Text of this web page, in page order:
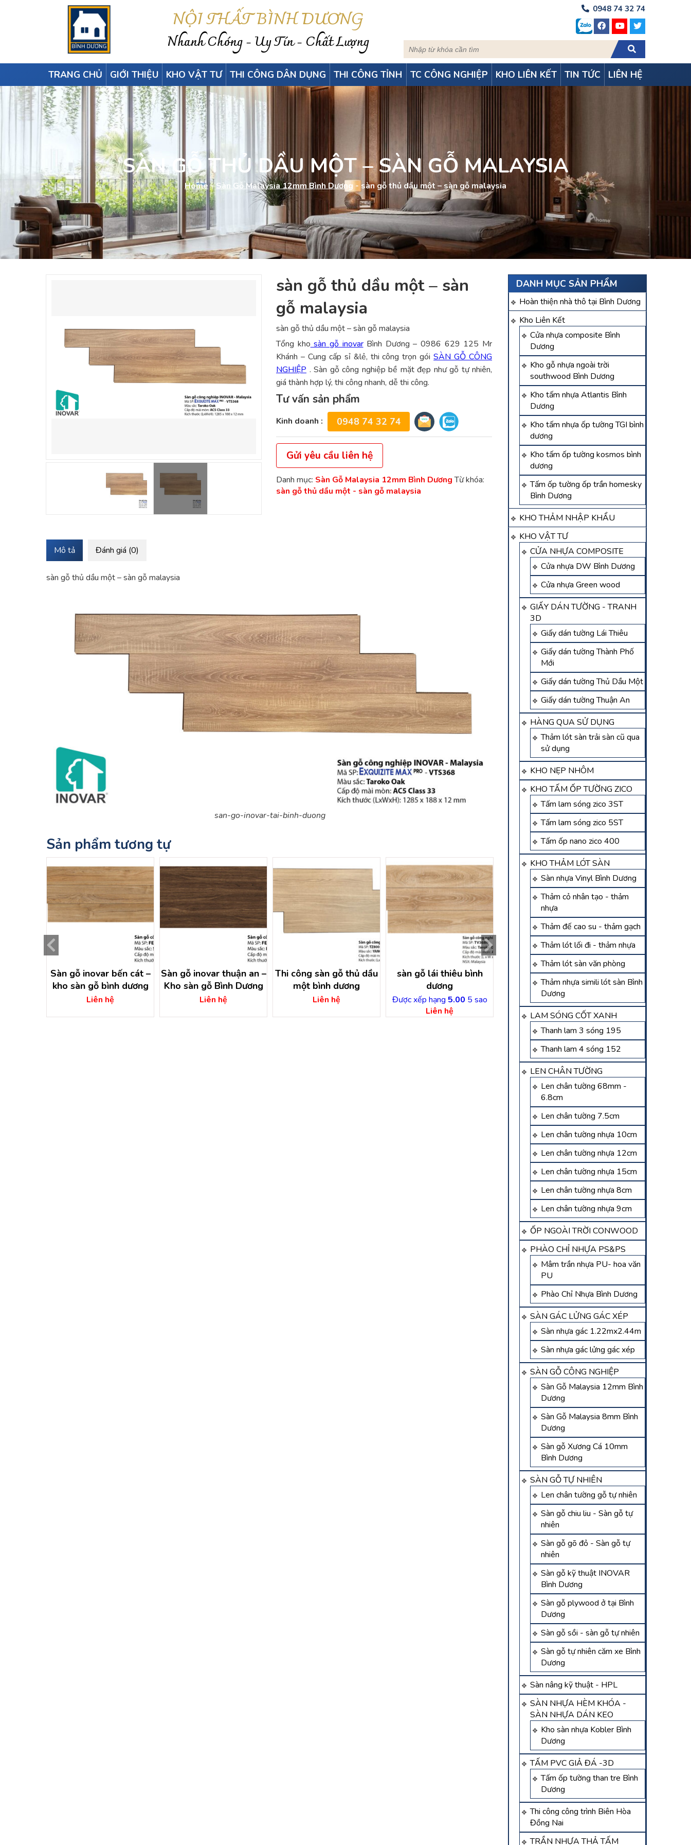
NỘI THẤT BÌNH DƯƠNG
Nhanh Chóng - Uy Tín - Chất Lượng
0948 74 32 74
TRANG CHỦ GIỚI THIỆU KHO VẬT TƯ THI CÔNG DÂN DỤNG THI CÔNG TỈNH TC CÔNG NGHIỆP KHO LIÊN KẾT TIN TỨC LIÊN HỆ
SÀN GỖ THỦ DẦU MỘT – SÀN GỖ MALAYSIA
Home-Sàn Gỗ Malaysia 12mm Bình Dương - sàn gỗ thủ dầu một – sàn gỗ malaysia
DANH MỤC SẢN PHẨM
Hoàn thiện nhà thô tại Bình Dương
Kho Liên Kết
Cửa nhựa composite Bình
Dương
Kho gỗ nhựa ngoài trời
southwood Bình Dương
Kho tấm nhựa Atlantis Bình
Dương
Kho tấm nhựa ốp tường TGI bình
dương
Kho tấm ốp tường kosmos bình
dương
Tấm ốp tường ốp trần homesky
Bình Dương
KHO THẢM NHẬP KHẨU
KHO VẬT TƯ
CỬA NHỰA COMPOSITE
Cửa nhựa DW Bình Dương
Cửa nhựa Green wood
GIẤY DÁN TƯỜNG - TRANH
3D
Giấy dán tường Lái Thiêu
Giấy dán tường Thành Phố
Mới
Giấy dán tường Thủ Dầu Một
Giấy dán tường Thuận An
HÀNG QUA SỬ DỤNG
Thảm lót sàn trải sàn cũ qua
sử dụng
KHO NẸP NHÔM
KHO TẤM ỐP TƯỜNG ZICO
Tấm lam sóng zico 3ST
Tấm lam sóng zico 5ST
Tấm ốp nano zico 400
KHO THẢM LÓT SÀN
Sàn nhựa Vinyl Bình Dương
Thảm cỏ nhân tạo - thảm
nhựa
Thảm đế cao su - thảm gạch
Thảm lót lối đi - thảm nhựa
Thảm lót sàn văn phòng
Thảm nhựa simili lót sàn Bình
Dương
LAM SÓNG CỐT XANH
Thanh lam 3 sóng 195
Thanh lam 4 sóng 152
LEN CHÂN TƯỜNG
Len chân tường 68mm -
6.8cm
Len chân tường 7.5cm
Len chân tường nhựa 10cm
Len chân tường nhựa 12cm
Len chân tường nhựa 15cm
Len chân tường nhựa 8cm
Len chân tường nhựa 9cm
ỐP NGOÀI TRỜI CONWOOD
PHÀO CHỈ NHỰA PS&PS
Mâm trần nhựa PU- hoa văn
PU
Phào Chỉ Nhựa Bình Dương
SÀN GÁC LỬNG GÁC XÉP
Sàn nhựa gác 1.22mx2.44m
Sàn nhựa gác lửng gác xép
SÀN GỖ CÔNG NGHIỆP
Sàn Gỗ Malaysia 12mm Bình
Dương
Sàn Gỗ Malaysia 8mm Bình
Dương
Sàn gỗ Xương Cá 10mm
Bình Dương
SÀN GỖ TỰ NHIÊN
Len chân tường gỗ tự nhiên
Sàn gỗ chiu liu - Sàn gỗ tự
nhiên
Sàn gỗ gõ đỏ - Sàn gỗ tự
nhiên
Sàn gỗ kỹ thuật INOVAR
Bình Dương
Sàn gỗ plywood ở tại Bình
Dương
Sàn gỗ sồi - sàn gỗ tự nhiên
Sàn gỗ tự nhiên căm xe Bình
Dương
Sàn nâng kỹ thuật - HPL
SÀN NHỰA HÈM KHÓA -
SÀN NHỰA DÁN KEO
Kho sàn nhựa Kobler Bình
Dương
TẤM PVC GIẢ ĐÁ -3D
Tấm ốp tường than tre Bình
Dương
Thi công công trình Biên Hòa
Đồng Nai
TRẦN NHỰA THẢ TẤM
sàn gỗ thủ dầu một – sàn
gỗ malaysia
sàn gỗ thủ dầu một – sàn gỗ malaysia
Tổng kho sàn gỗ inovarBình Dương – 0986 629 125 Mr
Khánh – Cung cấp sỉ &lẻ, thi công trọn góiSÀN GỖ CÔNG
NGHIỆP . Sàn gỗ công nghiệp bề mặt đẹp như gỗ tự nhiên,
giá thành hợp lý, thi công nhanh, dễ thi công.
Tư vấn sản phẩm
Kinh doanh : 0948 74 32 74
Gửi yêu cầu liên hệ
Danh mục: Sàn Gỗ Malaysia 12mm Bình Dương Từ khóa:
sàn gỗ thủ dầu một - sàn gỗ malaysia
Mô tả Đánh giá (0)
sàn gỗ thủ dầu một – sàn gỗ malaysia
san-go-inovar-tai-binh-duong
Sản phẩm tương tự
Sàn gỗ inovar bến cát –
kho sàn gỗ bình dương
Liên hệ
Sàn gỗ inovar thuận an –
Kho sàn gỗ Bình Dương
Liên hệ
Thi công sàn gỗ thủ dầu
một bình dương
Liên hệ
sàn gỗ lái thiêu bình
dương
Được xếp hạng 5.00 5 sao
Liên hệ
Sàn gỗ bàu bàng – sàn
gỗ malaysia inovar
Liên hệ
Sàn gỗ inovar
Một – Sàn gỗ